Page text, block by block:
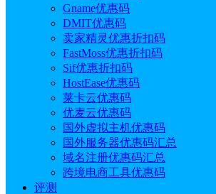
Gname优惠码
DMIT优惠码
卖家精灵优惠折扣码
FastMoss优惠折扣码
Sif优惠折扣码
HostEase优惠码
莱卡云优惠码
优麦云优惠码
国外虚拟主机优惠码
国外服务器优惠码汇总
域名注册优惠码汇总
跨境电商工具优惠码
评测
亚马逊云服务器Amazon
NebulaGraph教程
作者: sunny 分类:主机教程
发布时间:
更新于: 2025.05.30 10:44:20